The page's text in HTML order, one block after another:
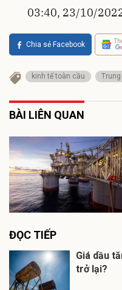
03:40, 23/10/
Chia sẻ Facebook
kinh tế toàn cầu
BÀI LIÊN QUAN
ĐỌC TIẾP
Giá dầu
trở lại?